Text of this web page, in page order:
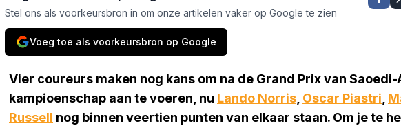
Stel ons als voorkeursbron in om onze artikelen vaker op Google te zien
Voeg toe als voorkeursbron op Google
Vier coureurs maken nog kans om na de Grand Prix van
kampioenschap aan te voeren, nu Lando Norris Oscar Piastri
Russell nog binnen veertien punten van elkaar staan. Om je te